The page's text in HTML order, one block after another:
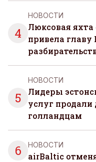
4
НОВОСТИ
Люксовая
привела главу
5
НОВОСТИ
Лидеры
услуг продали
голландцам
6 НОВОСТИ
airBaltic